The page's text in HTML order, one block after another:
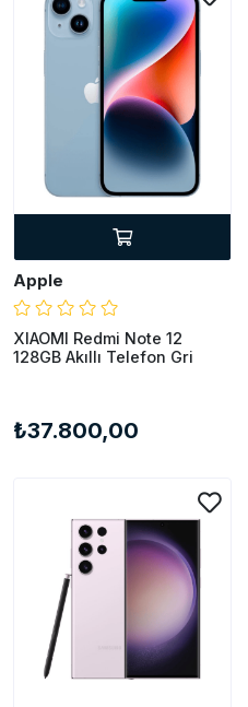
Apple
XIAOMI Redmi Note 12
128GB Akıllı Telefon Gri
₺37.800,00